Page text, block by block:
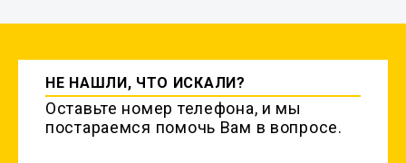
НЕ НАШЛИ, ЧТО ИСКАЛИ?
Оставьте номер телефона, и мы
постараемся помочь Вам в вопросе.